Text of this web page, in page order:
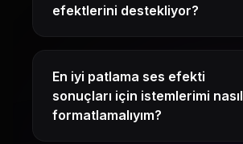
efektlerini destekliyor?
En iyi patlama ses efekti
sonuçları için istemlerimi nasıl
formatlamalıyım?